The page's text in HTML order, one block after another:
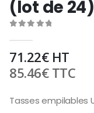
(lot de 24)
71.22€HT
85.46€TTC
Tasses empilables